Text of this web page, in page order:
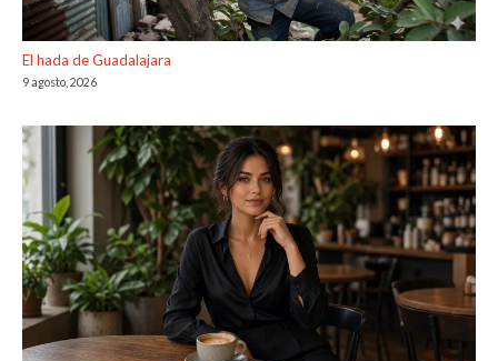
El hada de Guadalajara
9 agosto, 2026